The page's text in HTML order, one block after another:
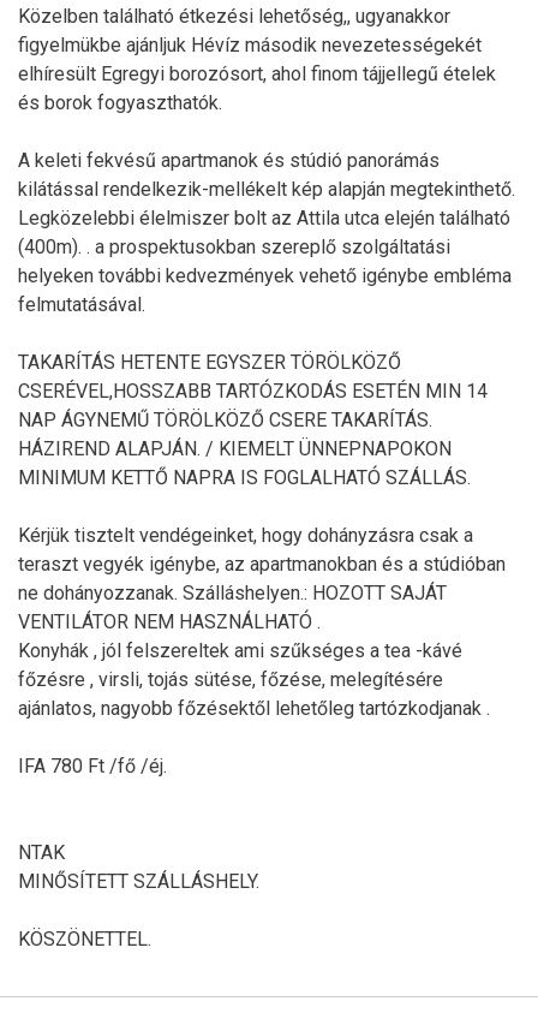
Közelben található étkezési lehetőség,, ugyanakkor
figyelmükbe ajánljuk Hévíz második nevezetességekét
elhíresült Egregyi borozósort, ahol finom tájjellegű ételek
és borok fogyaszthatók.
A keleti fekvésű apartmanok és stúdió panorámás
kilátással rendelkezik-mellékelt kép alapján megtekinthető.
Legközelebbi élelmiszer bolt az Attila utca elején található
(400m). . a prospektusokban szereplő szolgáltatási
helyeken további kedvezmények vehető igénybe embléma
felmutatásával.
TAKARÍTÁS HETENTE EGYSZER TÖRÖLKÖZŐ
CSERÉVEL,HOSSZABB TARTÓZKODÁS ESETÉN MIN 14
NAP ÁGYNEMŰ TÖRÖLKÖZŐ CSERE TAKARÍTÁS.
HÁZIREND ALAPJÁN. / KIEMELT ÜNNEPNAPOKON
MINIMUM KETTŐ NAPRA IS FOGLALHATÓ SZÁLLÁS.
Kérjük tisztelt vendégeinket, hogy dohányzásra csak a
teraszt vegyék igénybe, az apartmanokban és a stúdióban
ne dohányozzanak. Szálláshelyen.: HOZOTT SAJÁT
VENTILÁTOR NEM HASZNÁLHATÓ .
Konyhák , jól felszereltek ami szűkséges a tea -kávé
főzésre , virsli, tojás sütése, főzése, melegítésére
ajánlatos, nagyobb főzésektől lehetőleg tartózkodjanak .
IFA 780 Ft /fő /éj.
NTAK
MINŐSÍTETT SZÁLLÁSHELY.
KÖSZÖNETTEL.